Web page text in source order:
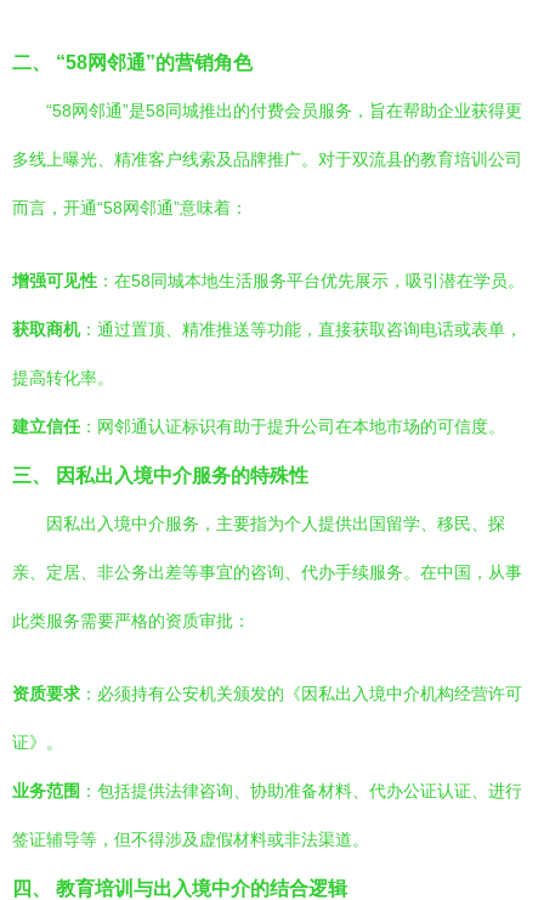
二、 “58网邻通”的营销角色
“58网邻通”是58同城推出的付费会员服务，旨在帮助企业获得更
多线上曝光、精准客户线索及品牌推广。对于双流县的教育培训公司
而言，开通“58网邻通”意味着：
增强可见性 ：在58同城本地生活服务平台优先展示，吸引潜在学员。
获取商机：通过置顶、精准推送等功能，直接获取咨询电话或表单，
提高转化率。
建立信任 ：网邻通认证标识有助于提升公司在本地市场的可信度。
三、 因私出入境中介服务的特殊性
因私出入境中介服务，主要指为个人提供出国留学、移民、探
亲、定居、非公务出差等事宜的咨询、代办手续服务。在中国，从事
此类服务需要严格的资质审批：
资质要求 ：必须持有公安机关颁发的《因私出入境中介机构经营许可
证》。
业务范围 ：包括提供法律咨询、协助准备材料、代办公证认证、进行
签证辅导等，但不得涉及虚假材料或非法渠道。
四、 教育培训与出入境中介的结合逻辑